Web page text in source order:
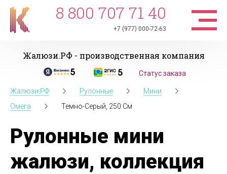
8 800 707 71 40
+7 (977) 000-72-63
Жалюзи.РФ - производственная компания
Статус заказа
Жалюзи.РФ Рулонные
Мини
Омега
Темно-Серый, 250 См
Рулонные мини
жалюзи, коллекция